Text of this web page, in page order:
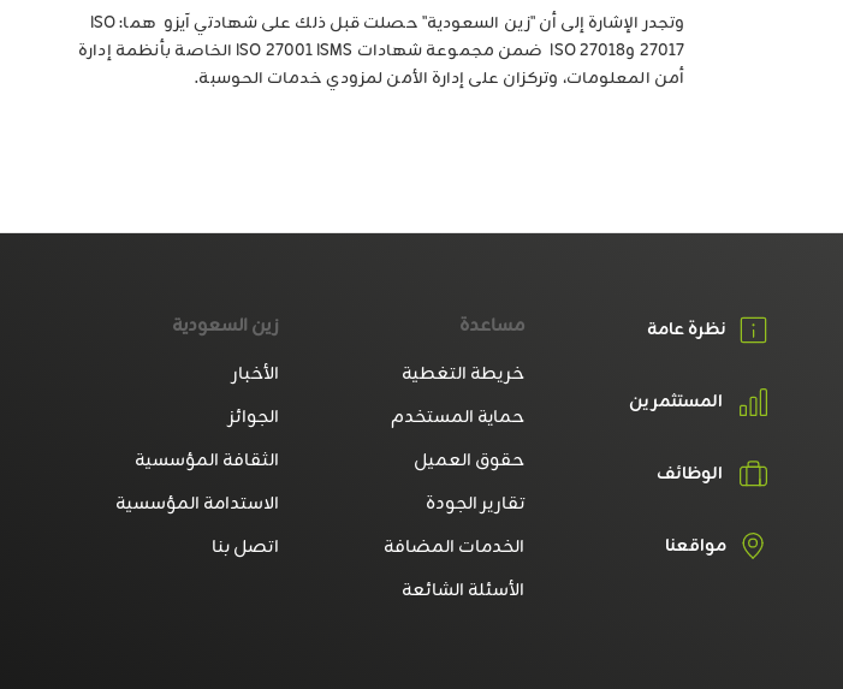
وتجدر الإشارة إلى أن "زين السعودية" حصلت قبل ذلك على شهادتي آيزو هما: ISO
27017 وISO 27018 ضمن مجموعة شهادات ISO 27001 ISMS الخاصة بأنظمة إدارة
أمن المعلومات، وتركزان على إدارة الأمن لمزودي خدمات الحوسبة.
نظرة عامة
المستثمرين
الوظائف
مواقعنا
مساعدة
خريطة التغطية
حماية المستخدم
حقوق العميل
تقارير الجودة
الخدمات المضافة
الأسئلة الشائعة
زين السعودية
الأخبار
الجوائز
الثقافة المؤسسية
الاستدامة المؤسسية
اتصل بنا